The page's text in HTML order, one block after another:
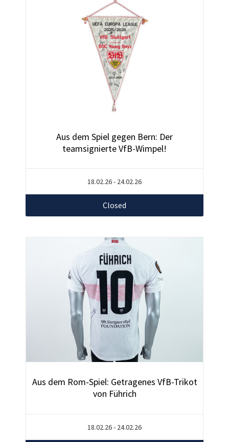
Aus dem Spiel gegen Bern: Der
teamsignierte VfB-Wimpel!
18.02.26 - 24.02.26
Closed
Aus dem Rom-Spiel: Getragenes VfB-Trikot
von Führich
18.02.26 - 24.02.26